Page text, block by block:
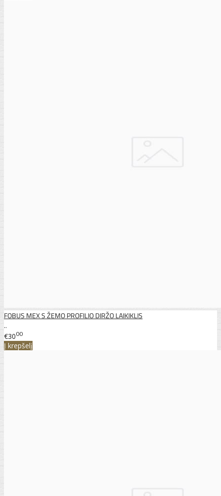
FOBUS MEX S ŽEMO PROFILIO DIRŽO LAIKIKLIS
..
€3000
Į krepšelį